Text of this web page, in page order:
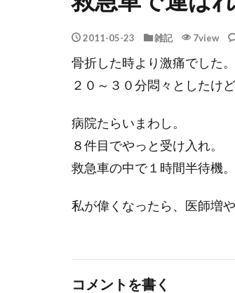
2011-05-23 雑記 7view
骨折した時より激痛でした。
２０～３０分悶々としたけ
病院たらいまわし。
８件目でやっと受け入れ。
救急車の中で１時間半待機。
私が偉くなったら、医師増や
コメントを書く